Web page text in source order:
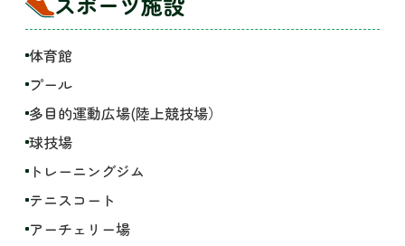
体育館
プール
多目的運動広場(陸上競技場）
球技場
トレーニングジム
テニスコート
アーチェリー場